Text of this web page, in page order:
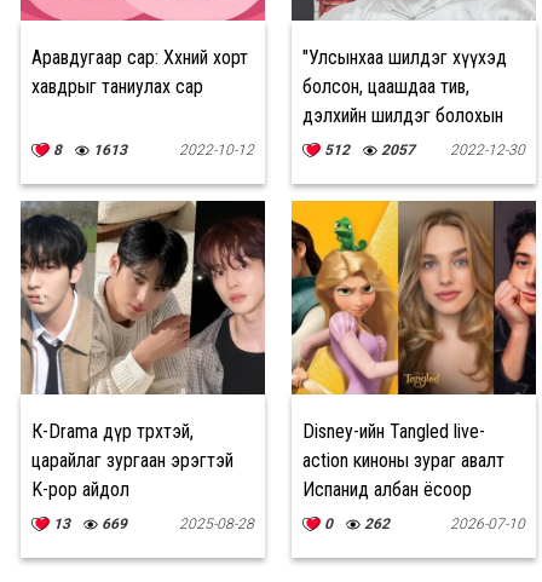
Аравдугаар сар: Хөхний хорт
хавдрыг таниулах сар
8 1613 2022-10-12
"Улсынхаа шилдэг хүүхэд
болсон, цаашдаа тив,
дэлхийн шилдэг болохын
төлөө хичээнэ"
512 2057 2022-12-30
К-Drama дүр төрхтэй,
царайлаг зургаан эрэгтэй
K-pop айдол
13 669 2025-08-28
Disney-ийн Tangled live-
action киноны зураг авалт
Испанид албан ёсоор
эхэллээ
0 262 2026-07-10